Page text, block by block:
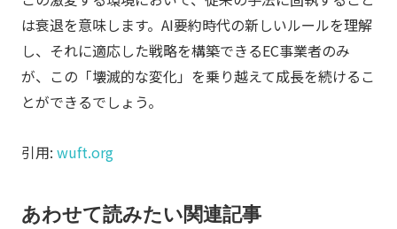
は衰退を意味します。AI要約時代の新しいルールを理解
し、それに適応した戦略を構築できるEC事業者のみ
が、この「壊滅的な変化」を乗り越えて成長を続けるこ
とができるでしょう。
引用: wuft.org
あわせて読みたい関連記事